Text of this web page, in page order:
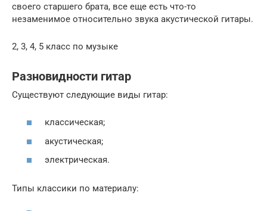
своего старшего брата, все еще есть что-то
незаменимое относительно звука акустической гитары.
2, 3, 4, 5 класс по музыке
Разновидности гитар
Существуют следующие виды гитар:
классическая;
акустическая;
электрическая.
Типы классики по материалу: